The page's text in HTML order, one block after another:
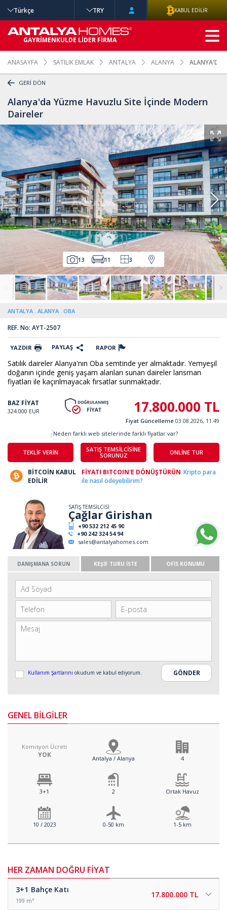
ANASAYFA SATILIK EMLAK ANTALYA ALANYA ALANYA'DA
GERİ DÖN
Alanya'da Yüzme Havuzlu Site İçinde Modern
Daireler
13 11 3
ANTALYA ALANYA OBA
REF. No: AYT-2507
YAZDIR PAYLAŞ RAPOR
Satılık daireler Alanya'nın Oba semtinde yer almaktadır. Yemyeşil
doğanın içinde geniş yaşam alanları sunan daireler lansman
fiyatları ile kaçırılmayacak fırsatlar sunmaktadır.
BAZ FİYAT
324.000 EUR 17.800.000 TL
Fiyat Güncelleme 03.08.2026, 11.49
TEKLİF VERİN
SATIŞ TEMSİLCİSİNE
SORUNUZ
ONLİNE TUR
Neden farklı web sitelerinde farklı fiyatlar var?
BİTCOİN KABUL
EDİLİR
FİYATI BITCOIN'E DÖNÜŞTÜRÜN Kripto para
ile nasıl ödeyebilirim?
SATIŞ TEMSİLCİSİ
Çağlar Girishan
+90 532 212 45 90
+90 242 324 54 94
sales@antalyahomes.com
DANIŞMANA SORUN KEŞİF TURU İSTE OFİS KONUMU
Kullanım Şartlarını okudum ve kabul ediyorum.
GENEL BİLGİLER
Komisyon Ücreti
YOK Antalya / Alanya 4
3+1 2 Ortak Havuz
10 / 2023 0-50 km 1-5 km
HER ZAMAN DOĞRU FİYAT
3+1 Bahçe Katı
199 m²
17.800.000 TL
Türkçe TRY KABUL EDİLİR
GAYRİMENKULDE LİDER FİRMA
GELİŞMİŞ
ARAMA